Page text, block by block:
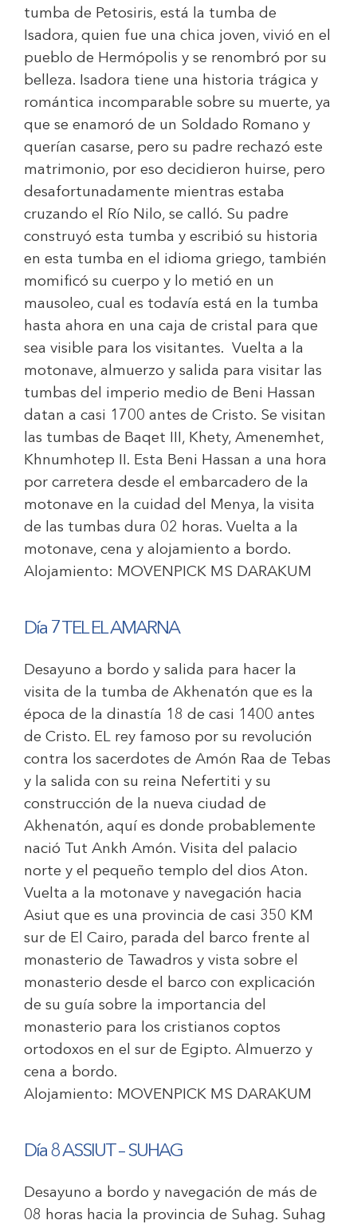
tumba de Petosiris, está la tumba de
Isadora, quien fue una chica joven, vivió en el
pueblo de Hermópolis y se renombró por su
belleza. Isadora tiene una historia trágica y
romántica incomparable sobre su muerte, ya
que se enamoró de un Soldado Romano y
querían casarse, pero su padre rechazó este
matrimonio, por eso decidieron huirse, pero
desafortunadamente mientras estaba
cruzando el Río Nilo, se calló. Su padre
construyó esta tumba y escribió su historia
en esta tumba en el idioma griego, también
momificó su cuerpo y lo metió en un
mausoleo, cual es todavía está en la tumba
hasta ahora en una caja de cristal para que
sea visible para los visitantes. Vuelta a la
motonave, almuerzo y salida para visitar las
tumbas del imperio medio de Beni Hassan
datan a casi 1700 antes de Cristo. Se visitan
las tumbas de Baqet III, Khety, Amenemhet,
Khnumhotep II. Esta Beni Hassan a una hora
por carretera desde el embarcadero de la
motonave en la cuidad del Menya, la visita
de las tumbas dura 02 horas. Vuelta a la
motonave, cena y alojamiento a bordo.
Alojamiento: MOVENPICK MS DARAKUM
Día 7 TEL EL AMARNA
Desayuno a bordo y salida para hacer la
visita de la tumba de Akhenatón que es la
época de la dinastía 18 de casi 1400 antes
de Cristo. EL rey famoso por su revolución
contra los sacerdotes de Amón Raa de Tebas
y la salida con su reina Nefertiti y su
construcción de la nueva ciudad de
Akhenatón, aquí es donde probablemente
nació Tut Ankh Amón. Visita del palacio
norte y el pequeño templo del dios Aton.
Vuelta a la motonave y navegación hacia
Asiut que es una provincia de casi 350 KM
sur de El Cairo, parada del barco frente al
monasterio de Tawadros y vista sobre el
monasterio desde el barco con explicación
de su guía sobre la importancia del
monasterio para los cristianos coptos
ortodoxos en el sur de Egipto. Almuerzo y
cena a bordo.
Alojamiento: MOVENPICK MS DARAKUM
Día 8 ASSIUT – SUHAG
Desayuno a bordo y navegación de más de
08 horas hacia la provincia de Suhag. Suhag